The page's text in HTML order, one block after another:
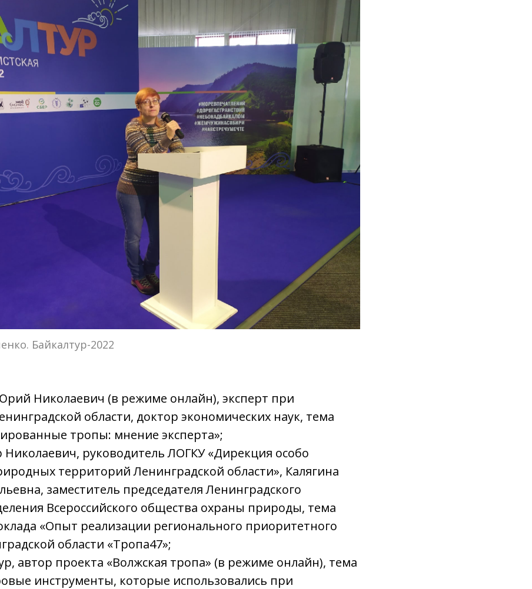
Байкалтур-2022
Николаевич (в режиме онлайн), эксперт при
области, доктор экономических наук, тема
тропы: мнение эксперта»;
Николаевич, руководитель ЛОГКУ «Дирекция особо
территорий Ленинградской области», Калягина
заместитель председателя Ленинградского
Всероссийского общества охраны природы, тема
«Опыт реализации регионального приоритетного
области «Тропа47»;
автор проекта «Волжская тропа» (в режиме онлайн), тема
инструменты, которые использовались при